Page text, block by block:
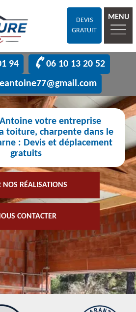
DEVIS
GRATUIT
MENU
94
06 10 13 20 52
votre entreprise
toiture, charpente dans le
: Devis et déplacement
gratuits
NOS RÉALISATIONS
CONTACTER